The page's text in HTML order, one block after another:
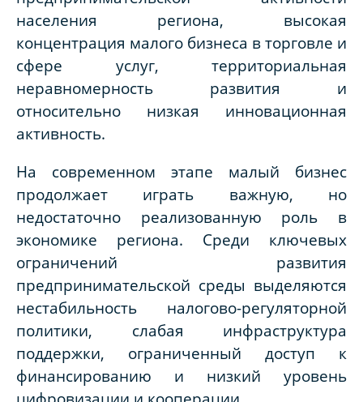
населения региона, высокая
концентрация малого бизнеса в торговле и
сфере услуг, территориальная
неравномерность развития и
относительно низкая инновационная
активность.
На современном этапе малый бизнес
продолжает играть важную, но
недостаточно реализованную роль в
экономике региона. Среди ключевых
ограничений развития
предпринимательской среды выделяются
нестабильность налогово-регуляторной
политики, слабая инфраструктура
поддержки, ограниченный доступ к
финансированию и низкий уровень